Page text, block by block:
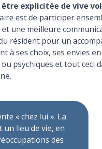
être explicitée de vive
est de participer
une meilleure
résident pour un
à ses choix, ses envies
psychiques et tout ceci
« chez lui ». La
un lieu de vie, en
des